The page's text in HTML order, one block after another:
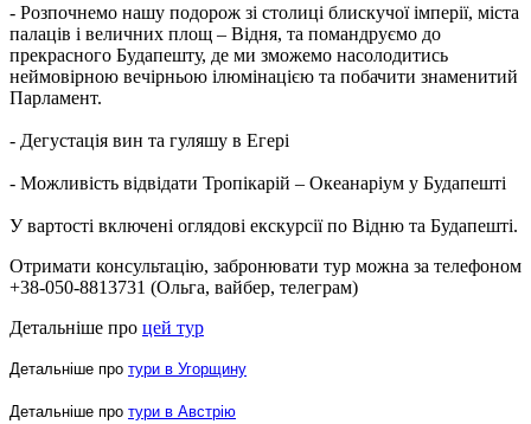
- Розпочнемо нашу подорож зі столиці блискучої імперії, міста
палаців і величних площ – Відня, та помандруємо до
прекрасного Будапешту, де ми зможемо насолодитись
неймовірною вечірньою ілюмінацією та побачити знаменитий
Парламент.
- Дегустація вин та гуляшу в Егері
- Можливість відвідати Тропікарій – Океанаріум у Будапешті
У вартості включені оглядові екскурсії по Відню та Будапешті.
Отримати консультацію, забронювати тур можна за телефоном
+38-050-8813731 (Ольга, вайбер, телеграм)
Детальніше про цей тур
Детальніше про тури в Угорщину
Детальніше про тури в Австрію